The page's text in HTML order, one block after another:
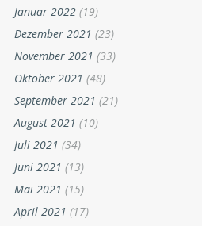
Januar 2022 (19)
Dezember 2021 (23)
November 2021 (33)
Oktober 2021 (48)
September 2021 (21)
August 2021 (10)
Juli 2021 (34)
Juni 2021 (13)
Mai 2021 (15)
April 2021 (17)